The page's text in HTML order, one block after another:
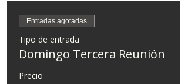
Entradas agotadas
Tipo de entrada
Domingo Tercera Reunión
Precio